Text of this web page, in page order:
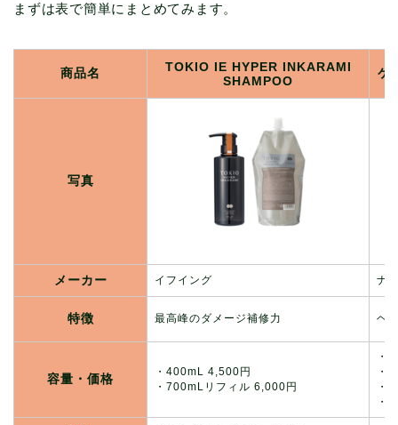
まずは表で簡単にまとめてみます。
商品名
TOKIO IE HYPER INKARAMI
SHAMPOO
ケ
写真
メーカー イフイング ナ
特徴 最高峰のダメージ補修力 ヘ
容量・価格
・400mL 4,500円
・700mLリフィル 6,000円
・
・
・
・